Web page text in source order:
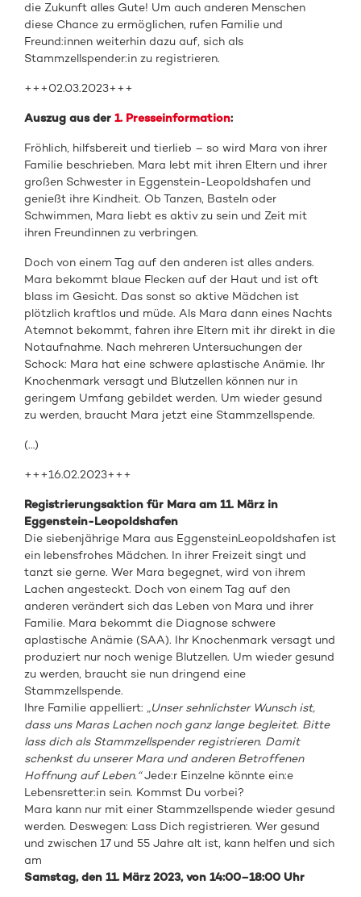
die Zukunft alles Gute! Um auch anderen Menschen
diese Chance zu ermöglichen, rufen Familie und
Freund:innen weiterhin dazu auf, sich als
Stammzellspender:in zu registrieren.
+++02.03.2023+++
Auszug aus der1. Presseinformation:
Fröhlich, hilfsbereit und tierlieb – so wird Mara von ihrer
Familie beschrieben. Mara lebt mit ihren Eltern und ihrer
großen Schwester in Eggenstein-Leopoldshafen und
genießt ihre Kindheit. Ob Tanzen, Basteln oder
Schwimmen, Mara liebt es aktiv zu sein und Zeit mit
ihren Freundinnen zu verbringen.
Doch von einem Tag auf den anderen ist alles anders.
Mara bekommt blaue Flecken auf der Haut und ist oft
blass im Gesicht. Das sonst so aktive Mädchen ist
plötzlich kraftlos und müde. Als Mara dann eines Nachts
Atemnot bekommt, fahren ihre Eltern mit ihr direkt in die
Notaufnahme. Nach mehreren Untersuchungen der
Schock: Mara hat eine schwere aplastische Anämie. Ihr
Knochenmark versagt und Blutzellen können nur in
geringem Umfang gebildet werden. Um wieder gesund
zu werden, braucht Mara jetzt eine Stammzellspende.
(…)
+++16.02.2023+++
Registrierungsaktion für Mara am 11. März in
Eggenstein-Leopoldshafen
Die siebenjährige Mara aus EggensteinLeopoldshafen ist
ein lebensfrohes Mädchen. In ihrer Freizeit singt und
tanzt sie gerne. Wer Mara begegnet, wird von ihrem
Lachen angesteckt. Doch von einem Tag auf den
anderen verändert sich das Leben von Mara und ihrer
Familie. Mara bekommt die Diagnose schwere
aplastische Anämie (SAA). Ihr Knochenmark versagt und
produziert nur noch wenige Blutzellen. Um wieder gesund
zu werden, braucht sie nun dringend eine
Stammzellspende.
Ihre Familie appelliert: „Unser sehnlichster Wunsch ist,
dass uns Maras Lachen noch ganz lange begleitet. Bitte
lass dich als Stammzellspender registrieren. Damit
schenkst du unserer Mara und anderen Betroffenen
Hoffnung auf Leben.“Jede:r Einzelne könnte ein:e
Lebensretter:in sein. Kommst Du vorbei?
Mara kann nur mit einer Stammzellspende wieder gesund
werden. Deswegen: Lass Dich registrieren. Wer gesund
und zwischen 17 und 55 Jahre alt ist, kann helfen und sich
am
Samstag, den 11. März2023, von 14:00–18:00 Uhr